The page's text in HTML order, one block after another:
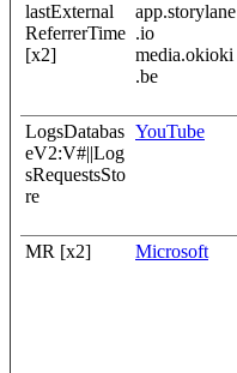
lastExternal
ReferrerTime
[x2]
app.storylane
.io
media.okioki
.be
LogsDatabas
eV2:V#||Log
sRequestsSto
re
YouTube
MR [x2] Microsoft